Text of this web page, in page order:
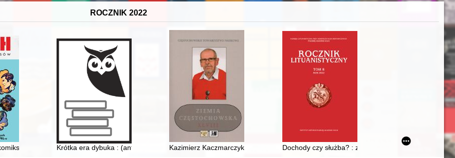
ROCZNIK 2022
(1502-1581) Krótka era dybuka : (anty)periodyzacja konfliktu izraelsko-palestyńskiego w latach 2009-2021
Kazimierz Kaczmarczyk a Archiwum na Jasnej GórzeDochody czy służba? : zabezpieczenie urzędników